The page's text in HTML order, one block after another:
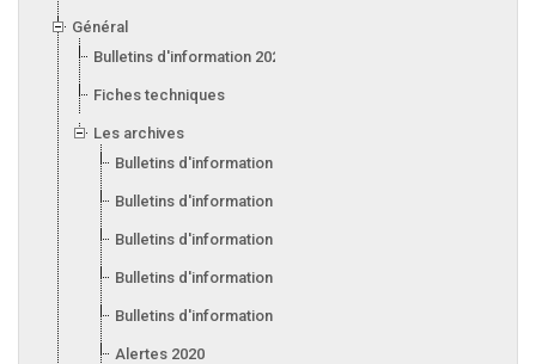
Général
Bulletins d'information 2026
Fiches techniques
Les archives
Bulletins d'information 2025
Bulletins d'information 2024
Bulletins d'information 2023
Bulletins d'information 2022
Bulletins d'information 2021
Alertes 2020